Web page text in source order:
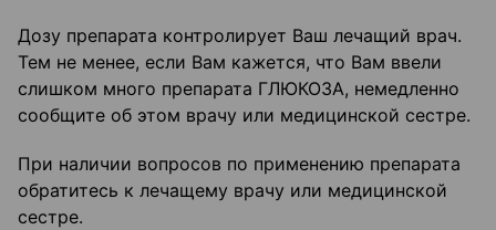
Дозу препарата контролирует Ваш лечащий врач.
Тем не менее, если Вам кажется, что Вам ввели
слишком много препарата ГЛЮКОЗА, немедленно
сообщите об этом врачу или медицинской сестре.
При наличии вопросов по применению препарата
обратитесь к лечащему врачу или медицинской
сестре.